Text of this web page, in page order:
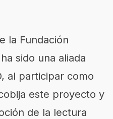
la Fundación
sido una aliada
al participar como
este proyecto y
de la lectura